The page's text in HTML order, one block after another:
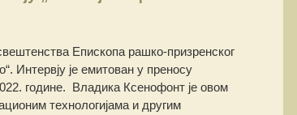
Епископа рашко-призренског
Интервју је емитован у преносу
године. Владика Ксенофонт је овом
технологијама и другим